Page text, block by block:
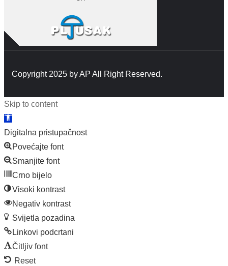
Copyright 2025 byAP All Right Reserved.
Skip to content
Open
toolbar
Digitalna pristupačnost
Povećajte font
Smanjite font
Crno bijelo
Visoki kontrast
Negativ kontrast
Svijetla pozadina
Linkovi podcrtani
Čitljiv font
Reset